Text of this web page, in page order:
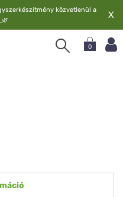
közvetlenül a
🌿 X
0